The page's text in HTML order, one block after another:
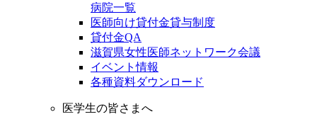
病院一覧
医師向け貸付金貸与制度
貸付金QA
滋賀県女性医師ネットワーク会議
イベント情報
各種資料ダウンロード
医学生の皆さまへ